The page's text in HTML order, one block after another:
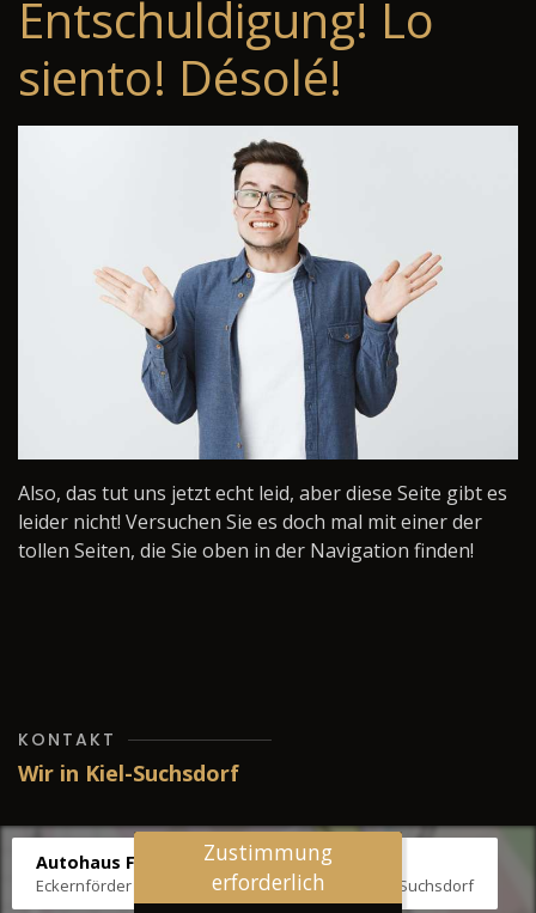
Entschuldigung! Lo
siento! Désolé!
Also, das tut uns jetzt echt leid, aber diese Seite gibt es
leider nicht! Versuchen Sie es doch mal mit einer der
tollen Seiten, die Sie oben in der Navigation finden!
KONTAKT
Wir in Kiel-Suchsdorf
Autohaus Fräter
Eckernförder Str. /Klausbrooker Weg 1, 24107 Kiel-Suchsdorf
Zustimmung
erforderlich